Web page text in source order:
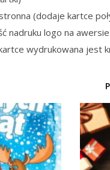
(dodaje kartce
nadruku logo na
wydrukowana jest